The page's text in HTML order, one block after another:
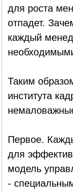
для роста
отпадет.
каждый
Таким
института
Первое.
для
модель
-